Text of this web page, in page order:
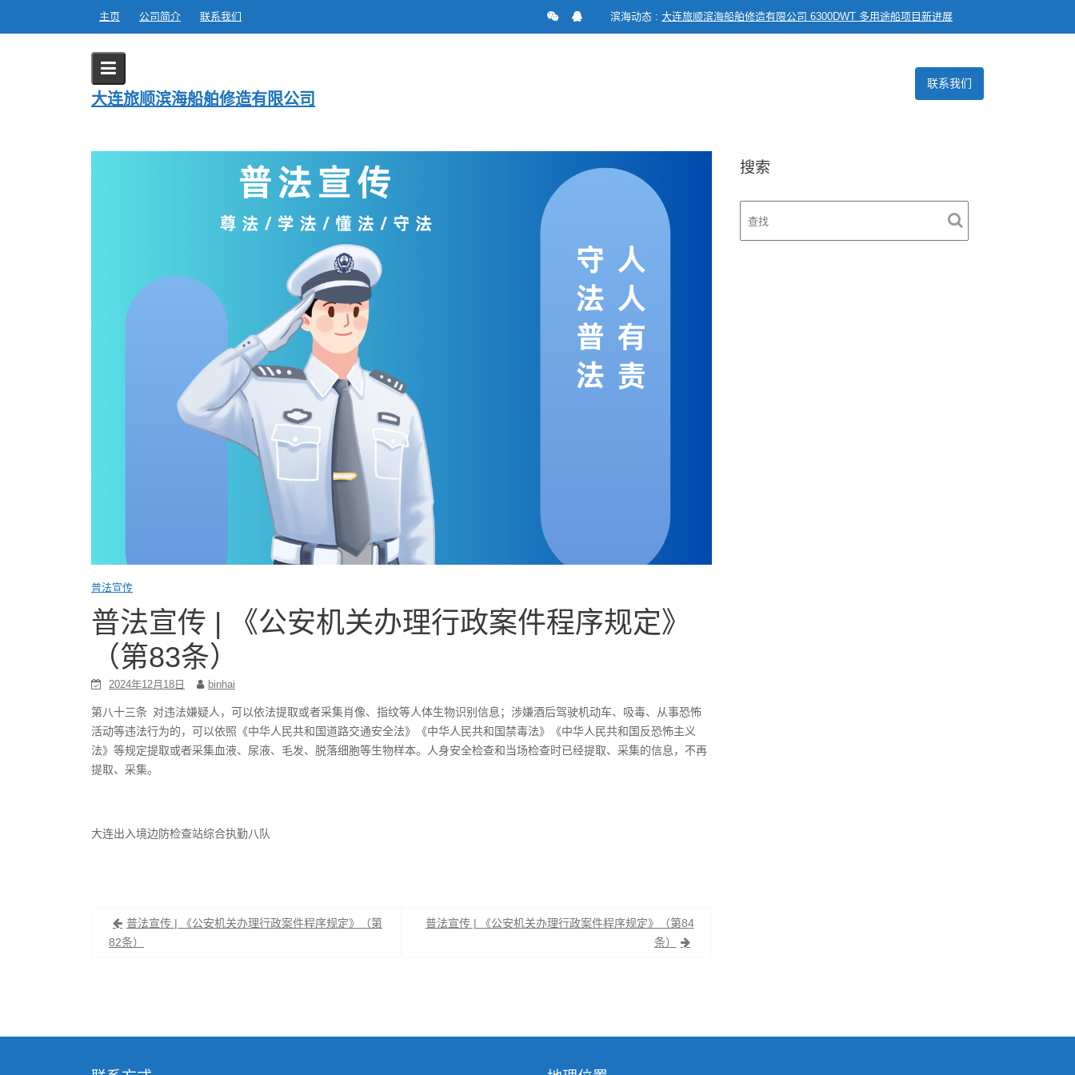
主页 公司简介 联系我们 滨海动态 : 大连旅顺滨海船舶修造有限公司 6300DWT 多用途船项目新进展
大连旅顺滨海船舶修造有限公司
联系我们
Blog
普法宣传
普法宣传 | 《公安机关办理行政案件程序规定》
（第83条）
2024年12月18日 binhai
第八十三条 对违法嫌疑人，可以依法提取或者采集肖像、指纹等人体生物识别信息；涉嫌酒后驾驶机动车、吸毒、从事恐怖
活动等违法行为的，可以依照《中华人民共和国道路交通安全法》《中华人民共和国禁毒法》《中华人民共和国反恐怖主义
法》等规定提取或者采集血液、尿液、毛发、脱落细胞等生物样本。人身安全检查和当场检查时已经提取、采集的信息，不再
提取、采集。
大连出入境边防检查站综合执勤八队
章
普法宣传 | 《公安机关办理行政案件程序规定》（第
82条）
普法宣传 | 《公安机关办理行政案件程序规定》（第84
条）
搜索